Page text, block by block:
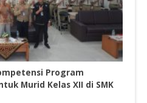
Program
Murid Kelas XII di SMK